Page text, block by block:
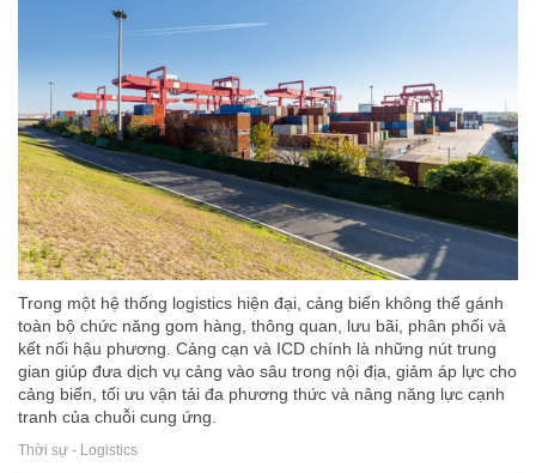
Trong một hệ thống logistics hiện đại, cảng biển không thể gánh
toàn bộ chức năng gom hàng, thông quan, lưu bãi, phân phối và
kết nối hậu phương. Cảng cạn và ICD chính là những nút trung
gian giúp đưa dịch vụ cảng vào sâu trong nội địa, giảm áp lực cho
cảng biển, tối ưu vận tải đa phương thức và nâng năng lực cạnh
tranh của chuỗi cung ứng.
Thời sự - Logistics